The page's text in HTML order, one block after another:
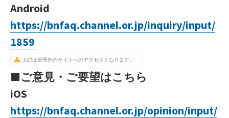
Android
https://bnfaq.channel.or.jp/inquiry/input/
1859
上記は管理外のサイトへのアクセスとなります。
■ご意見・ご要望はこちら
iOS
https://bnfaq.channel.or.jp/opinion/input/